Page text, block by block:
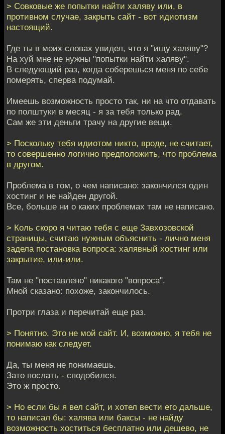
> Совковые же попытки найти халяву или, в
противном случае, закрыть сайт - вот идиотизм
настоящий.
Где ты в моих словах увидел, что я "ищу халяву"?
На хуй мне не нужны "попытки найти халяву".
В следующий раз, когда соберешься меня по себе
померять, сперва подумай.
Имеешь возможность просто так, ни на что отдавать
по полштуки в месяц - я за тебя только рад.
Сам же эти деньги трачу на другие вещи.
> Поскольку тебя идиотом никто, вроде, не считает,
то совершенно логично предположить, что проблема
в другом.
Проблема в том, о чем написано: закончился один
хостинг и не найден другой.
Все, больше ни о каких проблемах там не написано.
> Коль скоро я читаю тебя с еще Завхозовской
страницы, считаю нужным объяснить - лично меня
задела постановка вопроса: халявный хостинг или
закрытие, или-или.
Там не "поставлено" никакого "вопроса".
Мной сказано: похоже, закончилось.
Протри глаза и перечитай еще раз.
> Понятно. Это не мой сайт. И, возможно, я тебя не
понимаю как следует.
Да, ты меня не понимаешь.
Зато послать - сподобился.
Это ж просто.
> Но если бы я вел сайт, и хотел вести его дальше,
то написал бы: халява или баксы - не найду
возможность хоститься бесплатно или дешево, не